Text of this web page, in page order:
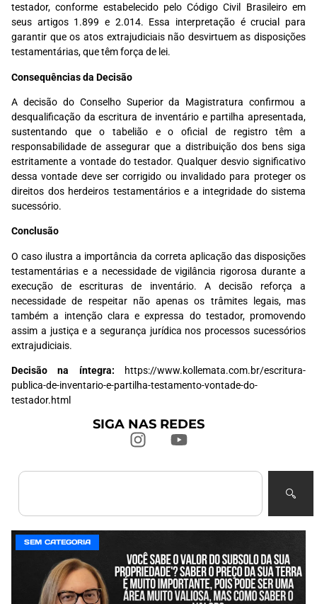
testador, conforme estabelecido pelo Código Civil Brasileiro em
seus artigos 1.899 e 2.014. Essa interpretação é crucial para
garantir que os atos extrajudiciais não desvirtuem as disposições
testamentárias, que têm força de lei.
Consequências da Decisão
A decisão do Conselho Superior da Magistratura confirmou a
desqualificação da escritura de inventário e partilha apresentada,
sustentando que o tabelião e o oficial de registro têm a
responsabilidade de assegurar que a distribuição dos bens siga
estritamente a vontade do testador. Qualquer desvio significativo
dessa vontade deve ser corrigido ou invalidado para proteger os
direitos dos herdeiros testamentários e a integridade do sistema
sucessório.
Conclusão
O caso ilustra a importância da correta aplicação das disposições
testamentárias e a necessidade de vigilância rigorosa durante a
execução de escrituras de inventário. A decisão reforça a
necessidade de respeitar não apenas os trâmites legais, mas
também a intenção clara e expressa do testador, promovendo
assim a justiça e a segurança jurídica nos processos sucessórios
extrajudiciais.
Decisão na íntegra: https://www.kollemata.com.br/escritura-
publica-de-inventario-e-partilha-testamento-vontade-do-
testador.html
SIGA NAS REDES
SEM CATEGORIA